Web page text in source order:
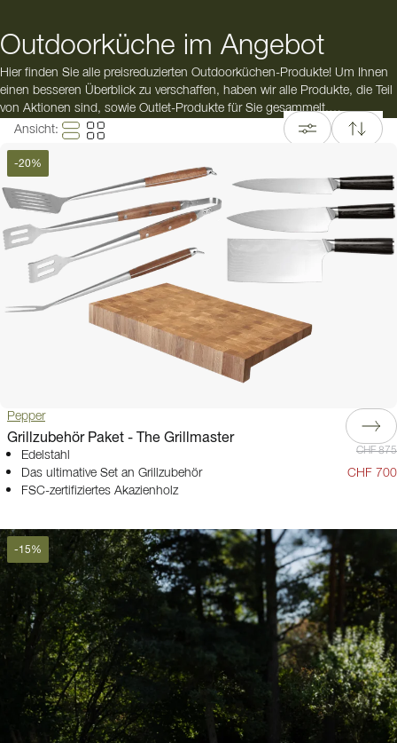
Outdoorküche im Angebot
Hier finden Sie alle preisreduzierten Outdoorküchen-Produkte! Um Ihnen
einen besseren Überblick zu verschaffen, haben wir alle Produkte, die Teil
von Aktionen sind, sowie Outlet-Produkte für Sie gesammelt.
In unserem Outlet finden Sie qualitativ hochwertige Outdoorküchen,
Module und Grills zweiter Wahl - zu unglaublich niedrigen Preisen.
Manchmal tauschen wir Produkte aus unserem Showroom aus, nehmen
Retouren von Kunden entgegen oder entdecken kleine Schönheitsfehler.
Jedes Outlet-Produkt ist ein Einzelstück, es gilt also „Wer zuerst kommt,
mahlt zuerst“. Entdecken Sie alle unsere Outlet-Produkte!
Ansicht:
-20%
Pepper
Grillzubehör Paket - The Grillmaster
Edelstahl
Das ultimative Set an Grillzubehör
FSC-zertifiziertes Akazienholz
CHF 875
CHF 700
-15%